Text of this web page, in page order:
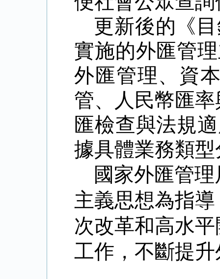
更新後的《
實施的外匯管
外匯管理、資
管、人民幣匯
匯檢查與法規
據具體業務類
國家外匯管
主義思想為指
次改革和高水
工作，不斷提